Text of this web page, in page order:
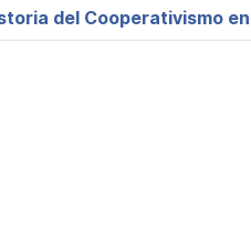
del Cooperativismo